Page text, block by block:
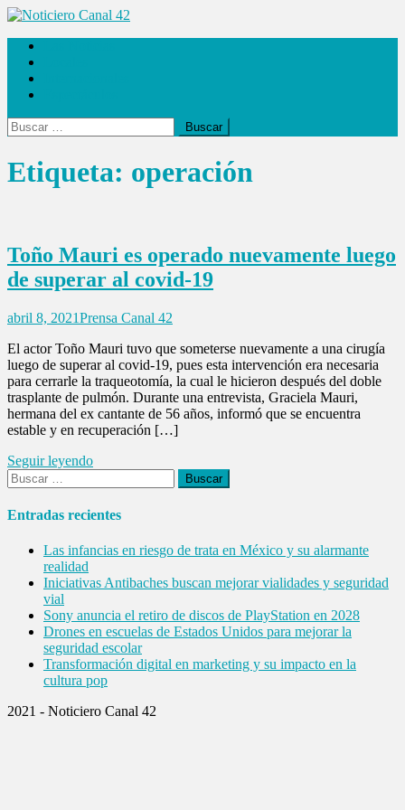
Saltar
contenido
Noticiero Canal 42
Buscar:
Etiqueta: operación
Toño Mauri es operado nuevamente luego
de superar al covid-19
abril 8, 2021Prensa Canal 42
El actor Toño Mauri tuvo que someterse nuevamente a una cirugía
luego de superar al covid-19, pues esta intervención era necesaria
para cerrarle la traqueotomía, la cual le hicieron después del doble
trasplante de pulmón. Durante una entrevista, Graciela Mauri,
hermana del ex cantante de 56 años, informó que se encuentra
estable y en recuperación […]
Seguir leyendo
Buscar:
Entradas recientes
Las infancias en riesgo de trata en México y su alarmante
realidad
Iniciativas Antibaches buscan mejorar vialidades y seguridad
vial
Sony anuncia el retiro de discos de PlayStation en 2028
Drones en escuelas de Estados Unidos para mejorar la
seguridad escolar
Transformación digital en marketing y su impacto en la
cultura pop
2021 - Noticiero Canal 42